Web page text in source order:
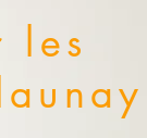
les